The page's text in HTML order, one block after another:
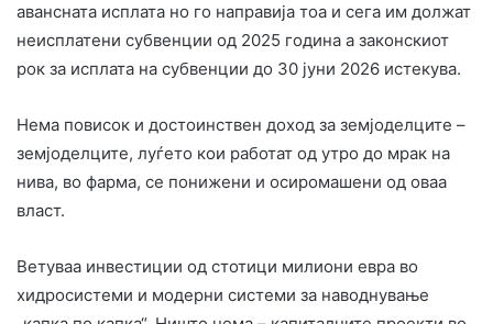
авансната исплата но го направија тоа и сега им должат
неисплатени субвенции од 2025 година а законскиот
рок за исплата на субвенции до 30 јуни 2026 истекува.
Нема повисок и достоинствен доход за земјоделците –
земјоделците, луѓето кои работат од утро до мрак на
нива, во фарма, се понижени и осиромашени од оваа
власт.
Ветуваа инвестиции од стотици милиони евра во
хидросистеми и модерни системи за наводнување